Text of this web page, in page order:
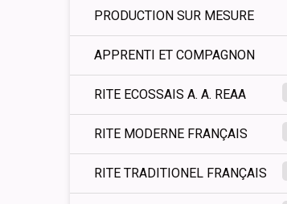
PRODUCTION SUR MESURE
APPRENTI ET COMPAGNON
RITE ECOSSAIS A. A. REAA
RITE MODERNE FRANÇAIS
RITE TRADITIONEL FRANÇAIS